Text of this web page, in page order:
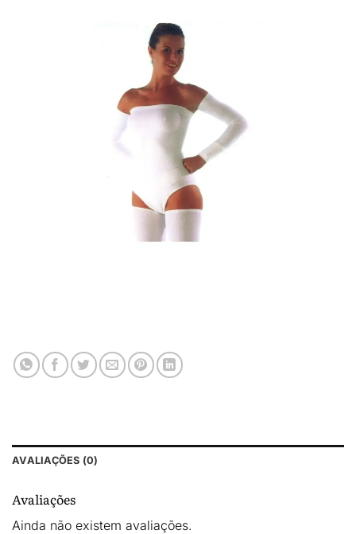
AVALIAÇÕES (0)
Avaliações
Ainda não existem avaliações.